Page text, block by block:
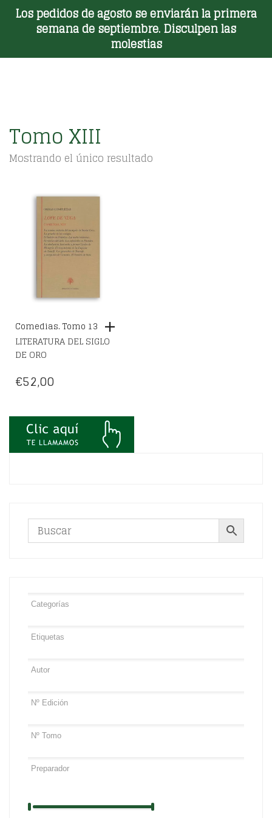
Los pedidos de agosto se enviarán la primera
semana de septiembre. Disculpen las
molestias
Toggle Menu
Tomo XIII
Mostrando el único resultado
Comedias. Tomo 13
LITERATURA DEL SIGLO
DE ORO
€52,00